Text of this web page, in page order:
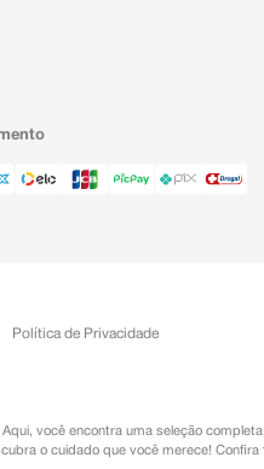
Política de Privacidade
você encontra uma seleção
o cuidado que você merece! Confira